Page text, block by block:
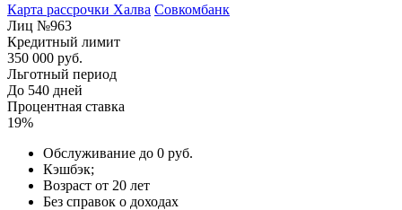
Карта рассрочки Халва Совкомбанк
Лиц №963
Кредитный лимит
350 000 руб.
Льготный период
До 540 дней
Процентная ставка
19%
Обслуживание до 0 руб.
Кэшбэк;
Возраст от 20 лет
Без справок о доходах